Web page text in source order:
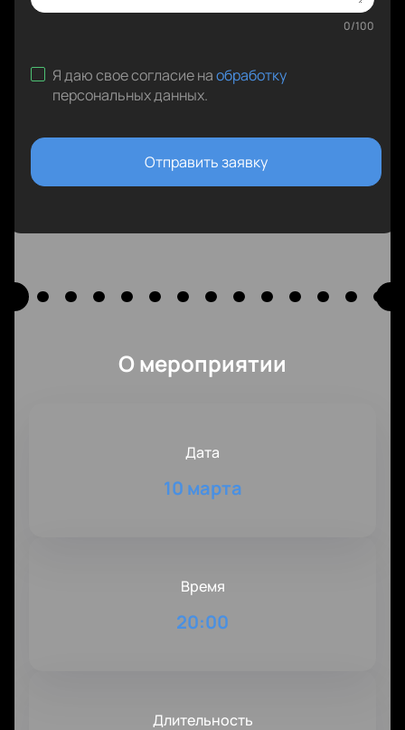
0/100
Я даю свое согласие наобработку
персональных данных.
Отправить заявку
О мероприятии
Дата
10 марта
Время
20:00
Длительность